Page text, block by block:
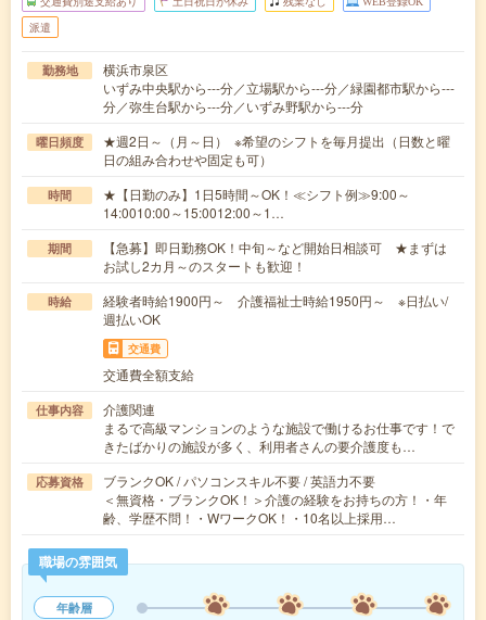
派遣
勤務地
横浜市泉区
いずみ中央駅から---分／立場駅から---分／緑園都市駅から---
分／弥生台駅から---分／いずみ野駅から---分
曜日頻度
★週2日～（月～日） ※希望のシフトを毎月提出（日数と曜
日の組み合わせや固定も可）
時間
★【日勤のみ】1日5時間～OK！≪シフト例≫9:00～
14:0010:00～15:0012:00～1…
期間
【急募】即日勤務OK！中旬～など開始日相談可 ★まずは
お試し2カ月～のスタートも歓迎！
時給
経験者時給1900円～ 介護福祉士時給1950円～ ※日払い/
週払いOK
交通費
交通費全額支給
仕事内容
介護関連
まるで高級マンションのような施設で働けるお仕事です！で
きたばかりの施設が多く、利用者さんの要介護度も…
応募資格
ブランクOK / パソコンスキル不要 / 英語力不要
＜無資格・ブランクOK！＞介護の経験をお持ちの方！・年
齢、学歴不問！・WワークOK！・10名以上採用…
職場の雰囲気
年齢層